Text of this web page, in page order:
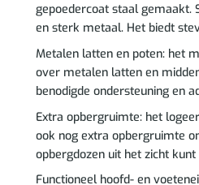
gepoedercoat staal gemaakt.
en sterk metaal. Het biedt
Metalen latten en poten: het
over metalen latten en
benodigde ondersteuning en
Extra opbergruimte: het
ook nog extra opbergruimte
opbergdozen uit het zicht kunt
Functioneel hoofd- en